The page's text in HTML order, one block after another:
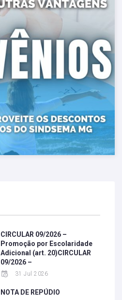
CIRCULAR 09/2026 –
Promoção por Escolaridade
Adicional (art. 20)CIRCULAR
09/2026 –
31 Jul 2026
NOTA DE REPÚDIO